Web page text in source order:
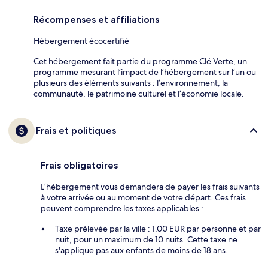
Récompenses et affiliations
Hébergement écocertifié
Cet hébergement fait partie du programme Clé Verte, un
programme mesurant l’impact de l’hébergement sur l’un ou
plusieurs des éléments suivants : l’environnement, la
communauté, le patrimoine culturel et l’économie locale.
Frais et politiques
Frais obligatoires
L’hébergement vous demandera de payer les frais suivants
à votre arrivée ou au moment de votre départ. Ces frais
peuvent comprendre les taxes applicables :
Taxe prélevée par la ville : 1.00 EUR par personne et par
nuit, pour un maximum de 10 nuits. Cette taxe ne
s'applique pas aux enfants de moins de 18 ans.